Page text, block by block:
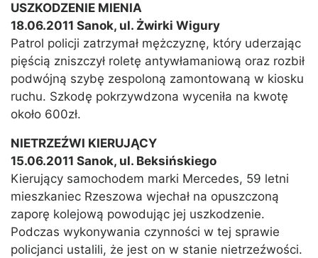
USZKODZENIE MIENIA
18.06.2011 Sanok, ul. Żwirki Wigury
Patrol policji zatrzymał mężczyznę, który uderzając
pięścią zniszczył roletę antywłamaniową oraz rozbił
podwójną szybę zespoloną zamontowaną w kiosku
ruchu. Szkodę pokrzywdzona wyceniła na kwotę
około 600zł.
NIETRZEŹWI KIERUJĄCY
15.06.2011 Sanok, ul. Beksińskiego
Kierujący samochodem marki Mercedes, 59 letni
mieszkaniec Rzeszowa wjechał na opuszczoną
zaporę kolejową powodując jej uszkodzenie.
Podczas wykonywania czynności w tej sprawie
policjanci ustalili, że jest on w stanie nietrzeźwości.